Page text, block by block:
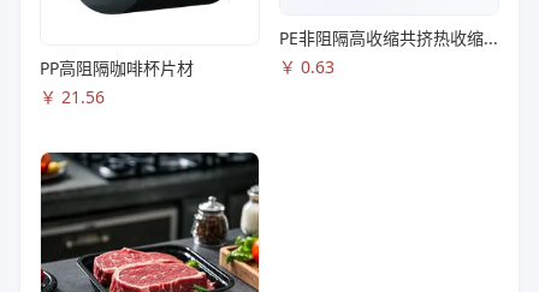
PP高阻隔咖啡杯片材
￥ 21.56
PE非阻隔高收缩共挤热收缩膜S83
￥ 0.63